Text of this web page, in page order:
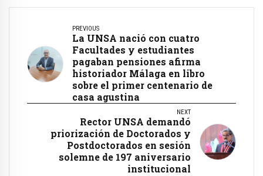
PREVIOUS
La UNSA nació con cuatro
Facultades y estudiantes
pagaban pensiones afirma
historiador Málaga en libro
sobre el primer centenario de
casa agustina
NEXT
Rector UNSA demandó
priorización de Doctorados y
Postdoctorados en sesión
solemne de 197 aniversario
institucional